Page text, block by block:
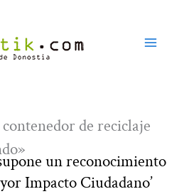
de reciclaje
un reconocimiento
Impacto Ciudadano’